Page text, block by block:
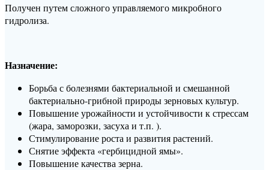
Получен путем сложного управляемого микробного
гидролиза.
Назначение:
Борьба с болезнями бактериальной и смешанной
бактериально-грибной природы зерновых культур.
Повышение урожайности и устойчивости к стрессам
(жара, заморозки, засуха и т.п. ).
Стимулирование роста и развития растений.
Снятие эффекта «гербицидной ямы».
Повышение качества зерна.